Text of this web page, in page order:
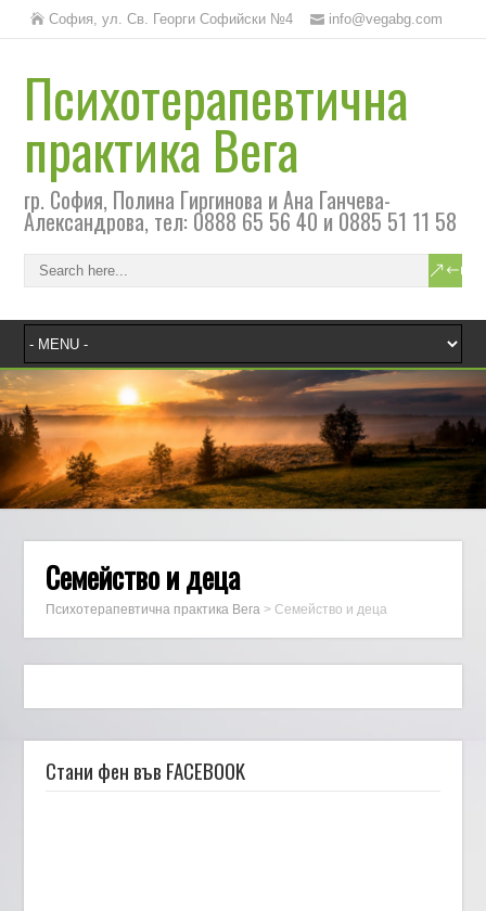
София, ул. Св. Георги Софийски №4 info@vegabg.com
Психотерапевтична
практика Вега
гр. София, Полина Гиргинова и Ана Ганчева-
Александрова, тел: 0888 65 56 40 и 0885 51 11 58
Семейство и деца
Психотерапевтична практика Вега >Семейство и деца
Стани фен във FACEBOOK